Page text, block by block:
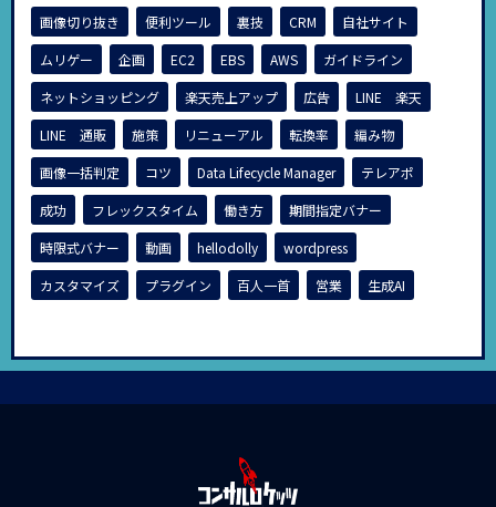
画像切り抜き
便利ツール 裏技 CRM
自社サイト
ムリゲー
企画 EC2 EBS AWS
ガイドライン
ネットショッピング
楽天売上アップ 広告
LINE 楽天
LINE 通販
施策 リニューアル 転換率
編み物
画像一括判定
コツ Data Lifecycle Manager
テレアポ
成功
フレックスタイム 働き方
期間指定バナー
時限式バナー
動画 hellodolly
wordpress
カスタマイズ
プラグイン 百人一首 営業 生成AI